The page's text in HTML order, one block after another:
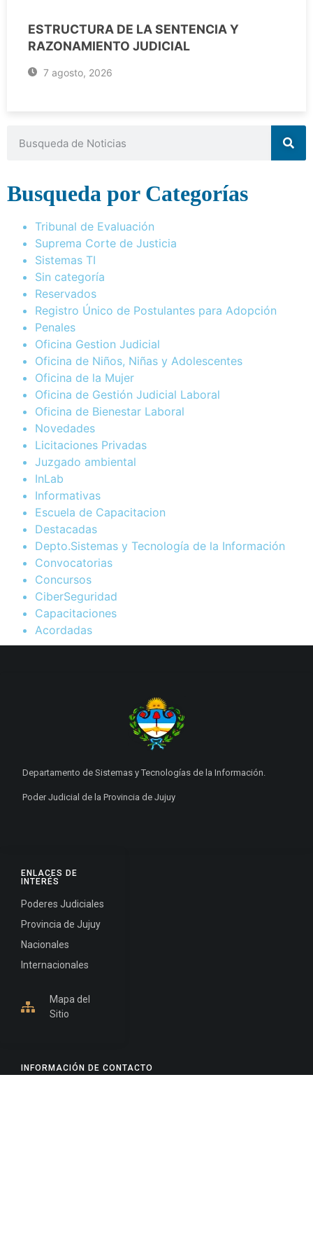
ESTRUCTURA DE LA SENTENCIA Y
RAZONAMIENTO JUDICIAL
7 agosto, 2026
Busqueda por Categorías
Tribunal de Evaluación
Suprema Corte de Justicia
Sistemas TI
Sin categoría
Reservados
Registro Único de Postulantes para Adopción
Penales
Oficina Gestion Judicial
Oficina de Niños, Niñas y Adolescentes
Oficina de la Mujer
Oficina de Gestión Judicial Laboral
Oficina de Bienestar Laboral
Novedades
Licitaciones Privadas
Juzgado ambiental
InLab
Informativas
Escuela de Capacitacion
Destacadas
Depto.Sistemas y Tecnología de la Información
Convocatorias
Concursos
CiberSeguridad
Capacitaciones
Acordadas
INFORMACIÓN DE CONTACTO
ENLACES DE
INTERÉS
Poderes Judiciales
Provincia de Jujuy
Nacionales
Internacionales
Mapa del
Sitio
Departamento de Sistemas y Tecnologías de la Información.
Poder Judicial de la Provincia de Jujuy